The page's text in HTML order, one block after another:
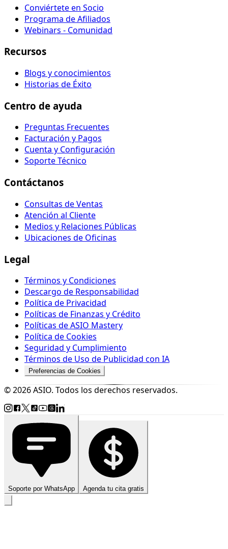
Conviértete en Socio
Programa de Afiliados
Webinars - Comunidad
Recursos
Blogs y conocimientos
Historias de Éxito
Centro de ayuda
Preguntas Frecuentes
Facturación y Pagos
Cuenta y Configuración
Soporte Técnico
Contáctanos
Consultas de Ventas
Atención al Cliente
Medios y Relaciones Públicas
Ubicaciones de Oficinas
Legal
Términos y Condiciones
Descargo de Responsabilidad
Política de Privacidad
Políticas de Finanzas y Crédito
Políticas de ASIO Mastery
Política de Cookies
Seguridad y Cumplimiento
Términos de Uso de Publicidad con IA
Preferencias de Cookies
© 2026 ASIO. Todos los derechos reservados.
Soporte por WhatsApp Agenda tu cita gratis